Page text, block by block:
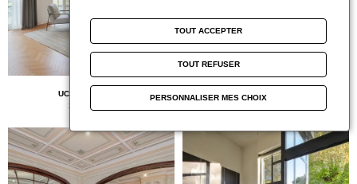
UCCLE - MAISON
2 995 000 €
WOLUWE-SAINT-PIERRE - MAISON
TOUT ACCEPTER
TOUT REFUSER
PERSONNALISER MES CHOIX